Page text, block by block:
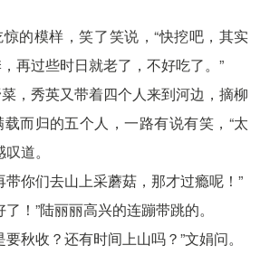
的模样，笑了笑说，“快挖吧，其实
再过些时日就老了，不好吃了。”
，秀英又带着四个人来到河边，摘柳
而归的五个人，一路有说有笑，“太
道。
带你们去山上采蘑菇，那才过瘾呢！”
！”陆丽丽高兴的连蹦带跳的。
秋收？还有时间上山吗？”文娟问。